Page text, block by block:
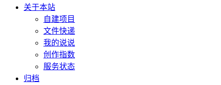
关于本站
自建项目
文件快递
我的说说
创作指数
服务状态
归档